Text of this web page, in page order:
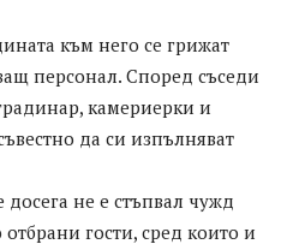
към него се грижат
персонал. Според съседи
камериерки и
да си изпълняват
не е стъпвал чужд
гости, сред които и